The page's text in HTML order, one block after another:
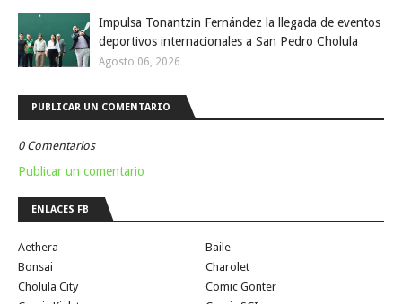
Impulsa Tonantzin Fernández la llegada de eventos
deportivos internacionales a San Pedro Cholula
Agosto 06, 2026
PUBLICAR UN COMENTARIO
0 Comentarios
Publicar un comentario
ENLACES FB
Aethera
Baile
Bonsai
Charolet
Cholula City
Comic Gonter